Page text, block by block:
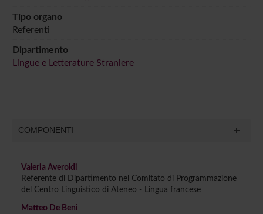
Tipo organo
Referenti
Dipartimento
Lingue e Letterature Straniere
COMPONENTI
Valeria Averoldi
Referente di Dipartimento nel Comitato di Programmazione
del Centro Linguistico di Ateneo - Lingua francese
Matteo De Beni